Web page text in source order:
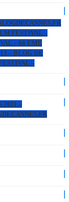
FESTIVAL –
– 66 EME
– BLOG DE
–
2011 –